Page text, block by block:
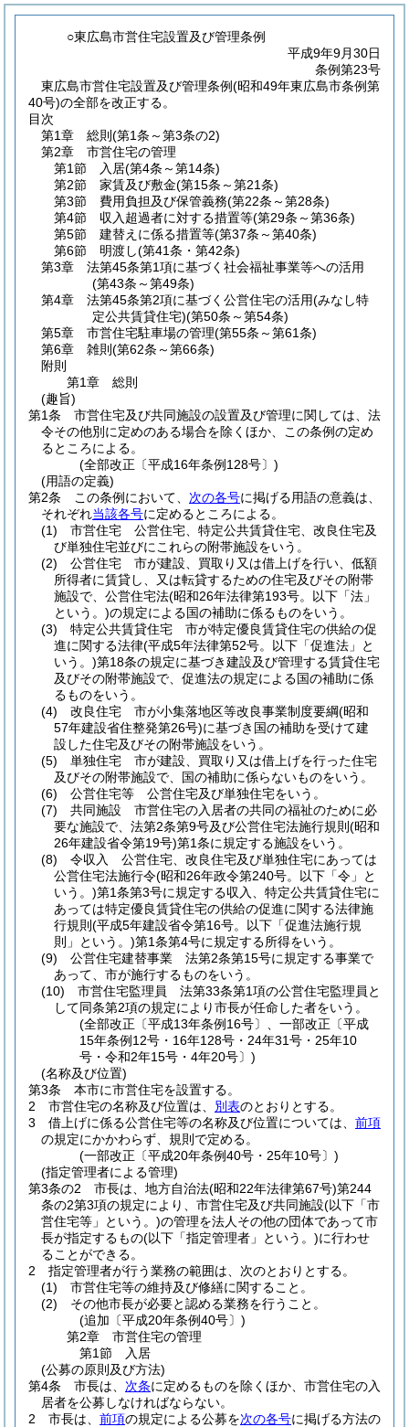
○東広島市営住宅設置及び管理条例
平成9年9月30日
条例第23号
東広島市営住宅設置及び管理条例(昭和49年東広島市条例第
40号)の全部を改正する。
目次
第1章
総則 (第1条～第3条の2)
第2章
市営住宅の管理
第1節
入居(第4条～第14条)
第2節
家賃及び敷金(第15条～第21条)
第3節
費用負担及び保管義務(第22条～第28条)
第4節
収入超過者に対する措置等(第29条～第36条)
第5節
建替えに係る措置等(第37条～第40条)
第6節
明渡し(第41条・第42条)
第3章
法第45条第1項に基づく社会福祉事業等への活用
(第43条～第49条)
第4章
法第45条第2項に基づく公営住宅の活用(みなし特
定公共賃貸住宅)(第50条～第54条)
第5章
市営住宅駐車場の管理(第55条～第61条)
第6章
雑則 (第62条～第66条)
附則
第1章
総則
(趣旨)
第1条
市営住宅及び共同施設の設置及び管理に関しては、法
令その他別に定めのある場合を除くほか、この条例の定め
るところによる。
(全部改正〔平成16年条例128号〕)
(用語の定義)
第2条
この条例において、 次の各号に掲げる用語の意義は、
それぞれ当該各号に定めるところによる。
(1)
市営住宅 公営住宅、特定公共賃貸住宅、改良住宅及
び単独住宅並びにこれらの附帯施設をいう。
(2)
公営住宅 市が建設、買取り又は借上げを行い、低額
所得者に賃貸し、又は転貸するための住宅及びその附帯
施設で、公営住宅法(昭和26年法律第193号。以下「法」
という。)の規定による国の補助に係るものをいう。
(3)
特定公共賃貸住宅 市が特定優良賃貸住宅の供給の促
進に関する法律(平成5年法律第52号。以下「促進法」と
いう。)第18条の規定に基づき建設及び管理する賃貸住宅
及びその附帯施設で、促進法の規定による国の補助に係
るものをいう。
(4)
改良住宅 市が小集落地区等改良事業制度要綱(昭和
57年建設省住整発第26号)に基づき国の補助を受けて建
設した住宅及びその附帯施設をいう。
(5)
単独住宅 市が建設、買取り又は借上げを行った住宅
及びその附帯施設で、国の補助に係らないものをいう。
(6)
公営住宅等 公営住宅及び単独住宅をいう。
(7)
共同施設 市営住宅の入居者の共同の福祉のために必
要な施設で、法第2条第9号及び公営住宅法施行規則 (昭和
26年建設省令第19号)第1条に規定する施設をいう。
(8)
令収入 公営住宅、改良住宅及び単独住宅にあっては
公営住宅法施行令(昭和26年政令第240号。以下「令」と
いう。)第1条第3号に規定する収入、特定公共賃貸住宅に
あっては特定優良賃貸住宅の供給の促進に関する法律施
行規則 (平成5年建設省令第16号。以下「促進法施行規
則」という。)第1条第4号に規定する所得をいう。
(9)
公営住宅建替事業 法第2条第15号に規定する事業で
あって、市が施行するものをいう。
(10)
市営住宅監理員 法第33条第1項の公営住宅監理員と
して同条第2項の規定により市長が任命した者をいう。
(全部改正〔平成13年条例16号〕、一部改正〔平成
15年条例12号・16年128号・24年31号・25年10
号・令和2年15号・4年20号〕)
(名称及び位置)
第3条
本市に市営住宅を設置する。
2
市営住宅の名称及び位置は、 別表のとおりとする。
3
借上げに係る公営住宅等の名称及び位置については、 前項
の規定にかかわらず、規則で定める。
(一部改正〔平成20年条例40号・25年10号〕)
(指定管理者による管理)
第3条の2
市長は、地方自治法(昭和22年法律第67号)第244
条の2第3項の規定により、市営住宅及び共同施設(以下「市
営住宅等」という。)の管理を法人その他の団体であって市
長が指定するもの(以下「指定管理者」という。)に行わせ
ることができる。
2
指定管理者が行う業務の範囲は、次のとおりとする。
(1)
市営住宅等の維持及び修繕に関すること。
(2)
その他市長が必要と認める業務を行うこと。
(追加〔平成20年条例40号〕)
第2章
市営住宅の管理
第1節
入居
(公募の原則及び方法)
第4条
市長は、 次条に定めるものを除くほか、市営住宅の入
居者を公募しなければならない。
2
市長は、 前項の規定による公募を次の各号に掲げる方法の